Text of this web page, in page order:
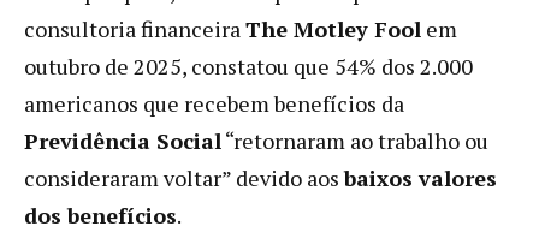
consultoria financeiraThe Motley Fool em
outubro de 2025, constatou que 54% dos 2.000
americanos que recebem benefícios da
Previdência Social“retornaram ao trabalho ou
consideraram voltar” devido aosbaixos valores
dos benefícios.